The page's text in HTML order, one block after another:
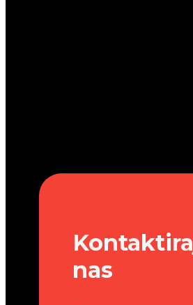
nas